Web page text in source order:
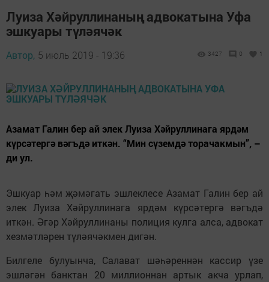
Луиза Хәйруллинаның адвокатына Уфа
эшкуары түләячәк
Автор, 5 июль 2019 - 19:36 3427 0 1
Азамат Галин бер ай элек Луиза Хәйруллинага ярдәм
күрсәтергә вәгъдә иткән. “Мин сүземдә торачакмын”, –
ди ул.
Эшкуар һәм җәмәгать эшлеклесе Азамат Галин бер ай
элек Луиза Хәйруллинага ярдәм күрсәтергә вәгъдә
иткән. Әгәр Хәйруллинаны полиция кулга алса, адвокат
хезмәтләрен түләячәкмен дигән.
Билгеле булуынча, Салават шәһәреннән кассир үзе
эшләгән банктан 20 миллионнан артык акча урлап,